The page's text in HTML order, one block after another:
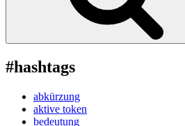
#hashtags
abkürzung
aktive token
bedeutung